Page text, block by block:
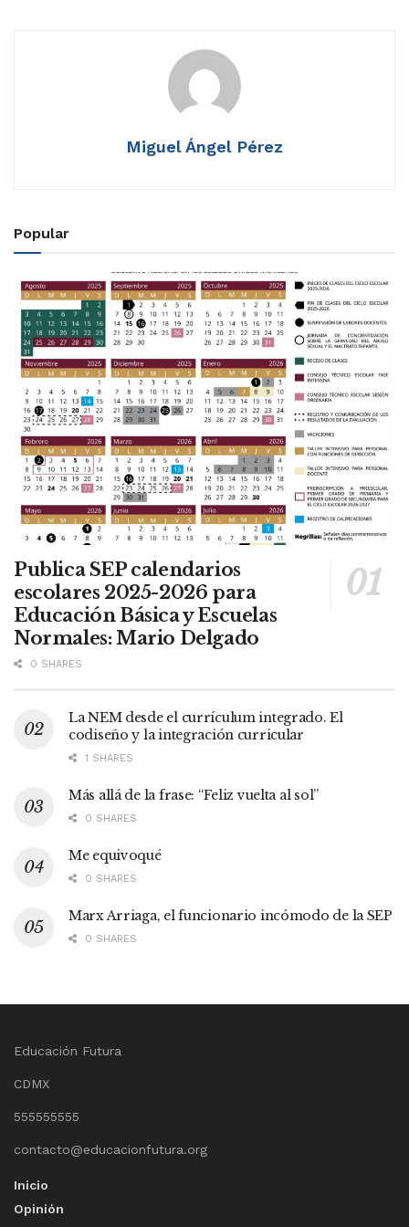
Miguel Ángel Pérez
Popular
Publica SEP calendarios
escolares 2025-2026 para
Educación Básica y Escuelas
Normales: Mario Delgado
0 SHARES
La NEM desde el currículum integrado. El
codiseño y la integración curricular
1 SHARES
Más allá de la frase: “Feliz vuelta al sol”
0 SHARES
Me equivoqué
0 SHARES
Marx Arriaga, el funcionario incómodo de la SEP
0 SHARES
Educación Futura
CDMX
555555555
contacto@educacionfutura.org
Inicio
Opinión